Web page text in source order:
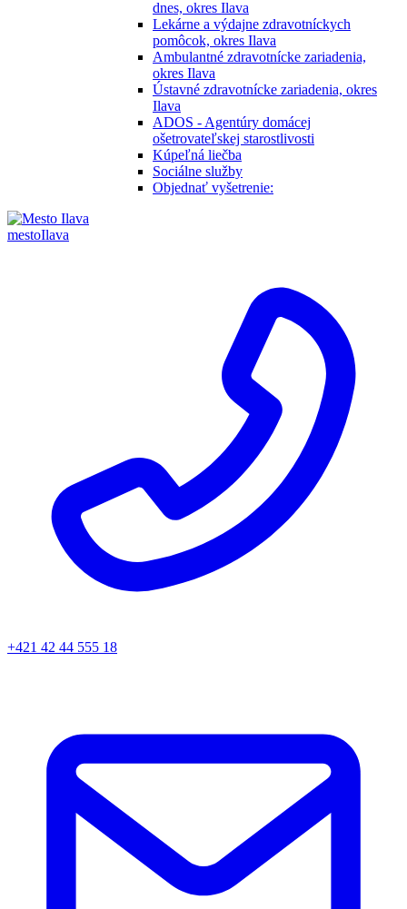
dnes, okres Ilava
Lekárne a výdajne zdravotníckych
pomôcok, okres Ilava
Ambulantné zdravotnícke zariadenia,
okres Ilava
Ústavné zdravotnícke zariadenia, okres
Ilava
ADOS - Agentúry domácej
ošetrovateľskej starostlivosti
Kúpeľná liečba
Sociálne služby
Objednať vyšetrenie:
mestoIlava
+421 42 44 555 18